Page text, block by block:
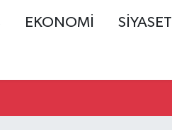
EKONOMİ SİYASET